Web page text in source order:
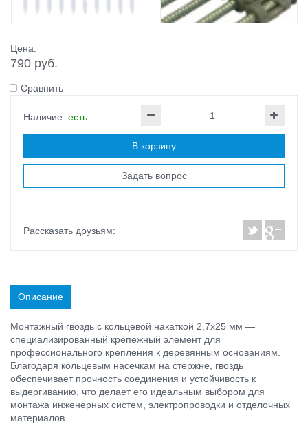
Цена:
790 руб.
Сравнить
Наличие: есть
В корзину
Задать вопрос
Рассказать друзьям:
Описание
Монтажный гвоздь с кольцевой накаткой 2,7х25 мм —
специализированный крепежный элемент для
профессионального крепления к деревянным основаниям.
Благодаря кольцевым насечкам на стержне, гвоздь
обеспечивает прочность соединения и устойчивость к
выдергиванию, что делает его идеальным выбором для
монтажа инженерных систем, электропроводки и отделочных
материалов.